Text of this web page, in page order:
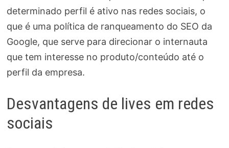
determinado perfil é ativo nas redes sociais, o
que é uma política de ranqueamento do SEO da
Google, que serve para direcionar o internauta
que tem interesse no produto/conteúdo até o
perfil da empresa.
Desvantagens de lives em redes
sociais